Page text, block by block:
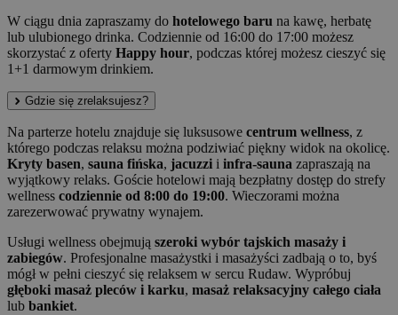
W ciągu dnia zapraszamy do hotelowego baru na kawę, herbatę
lub ulubionego drinka. Codziennie od 16:00 do 17:00 możesz
skorzystać z oferty Happy hour, podczas której możesz cieszyć się
1+1 darmowym drinkiem.
Gdzie się zrelaksujesz?
Na parterze hotelu znajduje się luksusowe centrum wellness, z
którego podczas relaksu można podziwiać piękny widok na okolicę.
Kryty basen, sauna fińska, jacuzzi i infra-sauna zapraszają na
wyjątkowy relaks. Goście hotelowi mają bezpłatny dostęp do strefy
wellness codziennie od 8:00 do 19:00. Wieczorami można
zarezerwować prywatny wynajem.
Usługi wellness obejmują szeroki wybór tajskich masaży i
zabiegów. Profesjonalne masażystki i masażyści zadbają o to, byś
mógł w pełni cieszyć się relaksem w sercu Rudaw. Wypróbuj
głęboki masaż pleców i karku, masaż relaksacyjny całego ciała
lub bankiet.